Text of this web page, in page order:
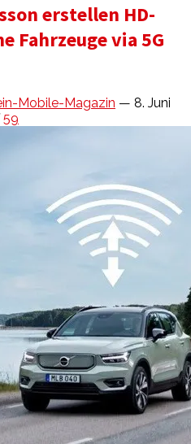
erstellen HD-
Fahrzeuge via 5G
Mobile-Magazin — 8. Juni
59